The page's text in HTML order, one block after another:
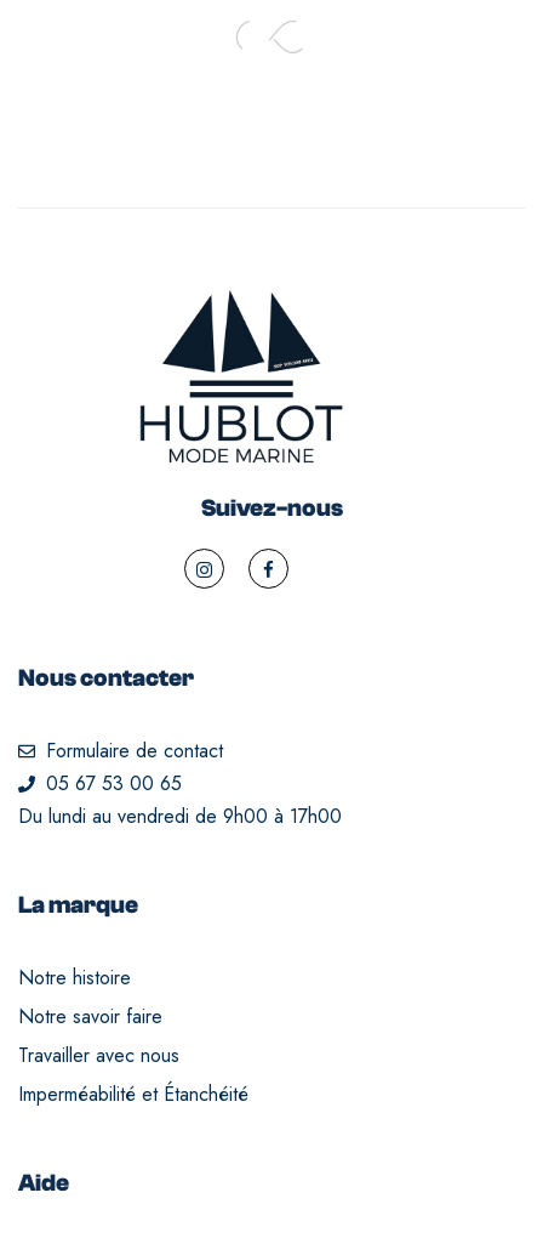
Suivez-nous
Nous contacter
Formulaire de contact
05 67 53 00 65
Du lundi au vendredi de 9h00 à 17h00
La marque
Notre histoire
Notre savoir faire
Travailler avec nous
Imperméabilité et Étanchéité
Aide